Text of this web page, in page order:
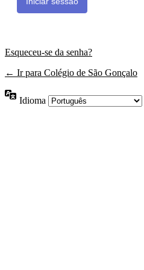
Esqueceu-se da senha?
← Ir para Colégio de São Gonçalo
Idioma